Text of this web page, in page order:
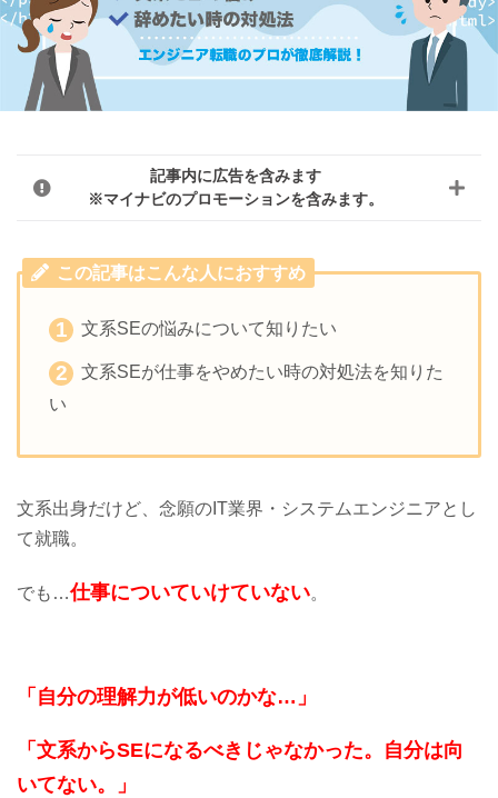
記事内に広告を含みます
※マイナビのプロモーションを含みます。
この記事はこんな人におすすめ
文系SEの悩みについて知りたい
文系SEが仕事をやめたい時の対処法を知りた
い
文系出身だけど、念願のIT業界・システムエンジニアとし
て就職。
でも…仕事についていけていない。
「自分の理解力が低いのかな…」
「文系からSEになるべきじゃなかった。自分は向
いてない。」